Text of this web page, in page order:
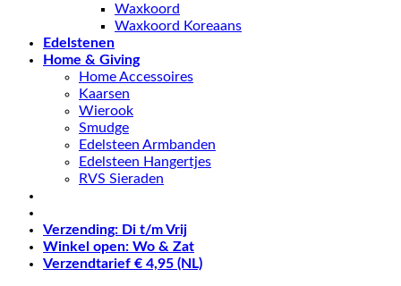
Waxkoord
Waxkoord Koreaans
Edelstenen
Home & Giving
Home Accessoires
Kaarsen
Wierook
Smudge
Edelsteen Armbanden
Edelsteen Hangertjes
RVS Sieraden
Verzending: Di t/m Vrij
Winkel open: Wo & Zat
Verzendtarief € 4,95 (NL)